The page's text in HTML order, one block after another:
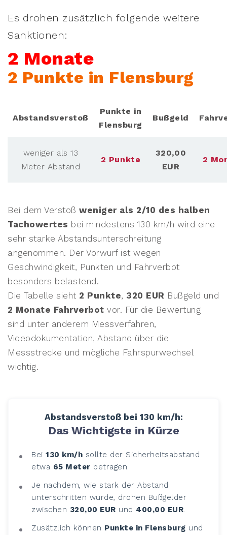
Es drohen zusätzlich folgende weitere
Sanktionen:
2 Monate
2 Punkte in Flensburg
Abstandsverstoß
Punkte in
Flensburg
Bußgeld
weniger als 13
Meter Abstand
2 Punkte
320,00
EUR
2
Bei dem Verstoßweniger als 2/10 des halben
Tachowertes bei mindestens 130 km/h wird eine
sehr starke Abstandsunterschreitung
angenommen. Der Vorwurf ist wegen
Geschwindigkeit, Punkten und Fahrverbot
besonders belastend.
Die Tabelle sieht 2 Punkte, 320 EUR Bußgeld und
2 Monate Fahrverbot vor. Für die Bewertung
sind unter anderem Messverfahren,
Videodokumentation, Abstand über die
Messstrecke und mögliche Fahrspurwechsel
wichtig.
Abstandsverstoß bei 130 km/h:
Das Wichtigste in Kürze
Bei130 km/h sollte der Sicherheitsabstand
etwa 65 Meter betragen.
Je nachdem, wie stark der Abstand
unterschritten wurde, drohen Bußgelder
zwischen 320,00 EUR und 400,00 EUR.
Zusätzlich können Punkte in Flensburg und